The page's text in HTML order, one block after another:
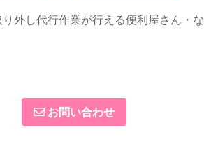
外し代行作業が行える便利屋さん・な
お問い合わせ